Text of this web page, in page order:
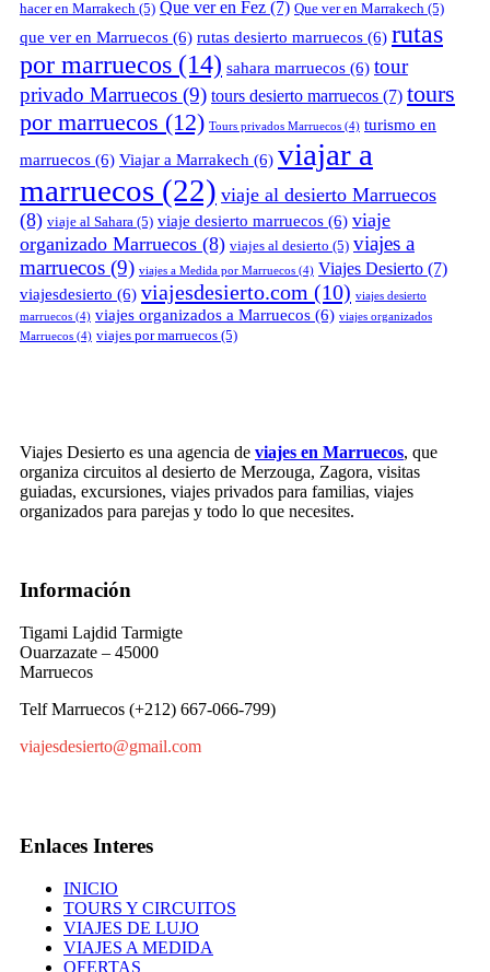
hacer en Marrakech (5) Que ver en Fez (7) Que ver en Marrakech (5)
que ver en Marruecos (6) rutas desierto marruecos (6) rutas
por marruecos (14) sahara marruecos (6) tour
privado Marruecos (9) tours desierto marruecos (7) tours
por marruecos (12) Tours privados Marruecos (4) turismo en
marruecos (6) Viajar a Marrakech (6) viajar a
marruecos (22) viaje al desierto Marruecos
(8) viaje al Sahara (5) viaje desierto marruecos (6) viaje
organizado Marruecos (8) viajes al desierto (5) viajes a
marruecos (9) viajes a Medida por Marruecos (4) Viajes Desierto (7)
viajesdesierto (6) viajesdesierto.com (10) viajes desierto
marruecos (4) viajes organizados a Marruecos (6) viajes organizados
Marruecos (4) viajes por marruecos (5)
Viajes Desierto es una agencia de viajes en Marruecos, que
organiza circuitos al desierto de Merzouga, Zagora, visitas
guiadas, excursiones, viajes privados para familias, viajes
organizados para parejas y todo lo que necesites.
Información
Tigami Lajdid Tarmigte
Ouarzazate – 45000
Marruecos
Telf Marruecos (+212) 667-066-799)
viajesdesierto@gmail.com
Enlaces Interes
INICIO
TOURS Y CIRCUITOS
VIAJES DE LUJO
VIAJES A MEDIDA
OFERTAS